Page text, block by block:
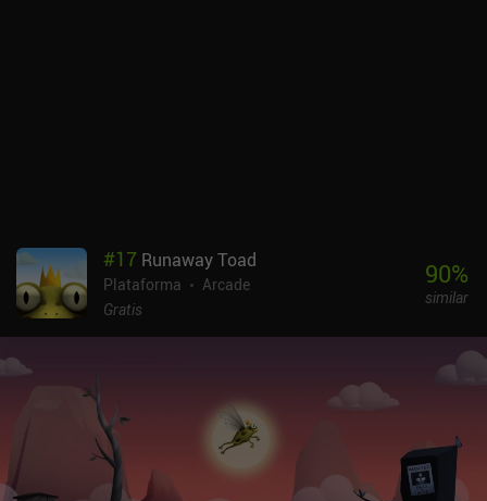
#17 Runaway Toad
Plataforma
Arcade
Gratis
90%
similar